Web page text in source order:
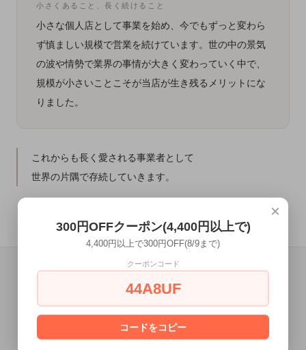
小さくあること、長く続けること
小さな個人店として事業を始め、今でもずっと変わら
ず慎ましい規模で営業を続けています。世の中の景気
の波や情勢で業界の事情が大きく変わっていく中で、
規模が小さいことこそが当店が生き残るメリットにな
りました。
これからも長く愛される事業者として
世界の片隅で存続していきます。
2026年8月
日
月 火 水 木 金
土
×
300円OFFクーポン(4,400円以上で)
4,400円以上で300円OFF(8/9まで)
クーポンコード
44A8UF
コードをコピー